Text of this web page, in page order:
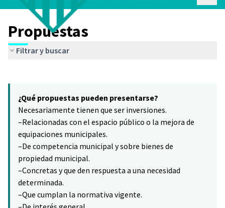
Propuestas
Filtrar y buscar
−
¿Qué propuestas pueden presentarse?
Necesariamente tienen que ser inversiones.
–Relacionadas con el espacio público o la mejora de
equipaciones municipales.
–De competencia municipal y sobre bienes de
propiedad municipal.
–Concretas y que den respuesta a una necesidad
determinada.
–Que cumplan la normativa vigente.